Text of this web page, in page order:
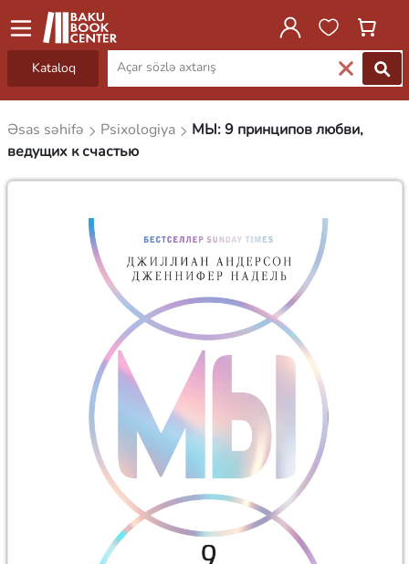
Kataloq
Əsas səhifə Psixologiya
МЫ: 9 принципов любви,
ведущих к счастью